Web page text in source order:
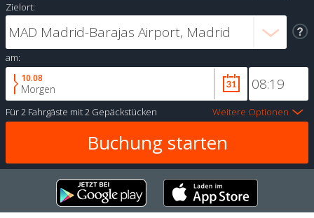
Zielort:
am:
10.08
Morgen
Für2 Fahrgäste mit2 Gepäckstücken Weitere Optionen